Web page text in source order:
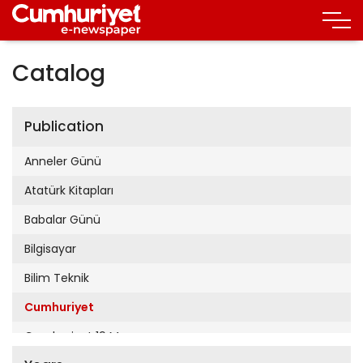
Catalog
Publication
Anneler Günü
Atatürk Kitapları
Babalar Günü
Bilgisayar
Bilim Teknik
Cumhuriyet
Cumhuriyet 19 Mayıs